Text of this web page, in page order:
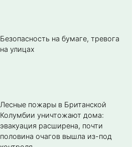
Безопасность на бумаге, тревога
на улицах
Лесные пожары в Британской
Колумбии уничтожают дома:
эвакуация расширена, почти
половина очагов вышла из-под